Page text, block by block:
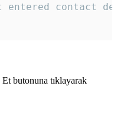
entered contact
butonuna tıklayarak